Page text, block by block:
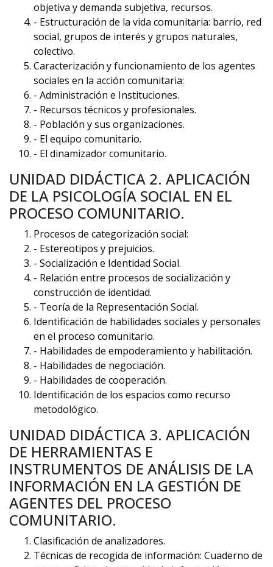
objetiva y demanda subjetiva, recursos.
- Estructuración de la vida comunitaria: barrio, red
social, grupos de interés y grupos naturales,
colectivo.
Caracterización y funcionamiento de los agentes
sociales en la acción comunitaria:
- Administración e Instituciones.
- Recursos técnicos y profesionales.
- Población y sus organizaciones.
- El equipo comunitario.
- El dinamizador comunitario.
UNIDAD DIDÁCTICA 2. APLICACIÓN
DE LA PSICOLOGÍA SOCIAL EN EL
PROCESO COMUNITARIO.
Procesos de categorización social:
- Estereotipos y prejuicios.
- Socialización e Identidad Social.
- Relación entre procesos de socialización y
construcción de identidad.
- Teoría de la Representación Social.
Identificación de habilidades sociales y personales
en el proceso comunitario.
- Habilidades de empoderamiento y habilitación.
- Habilidades de negociación.
- Habilidades de cooperación.
Identificación de los espacios como recurso
metodológico.
UNIDAD DIDÁCTICA 3. APLICACIÓN
DE HERRAMIENTAS E
INSTRUMENTOS DE ANÁLISIS DE LA
INFORMACIÓN EN LA GESTIÓN DE
AGENTES DEL PROCESO
COMUNITARIO.
Clasificación de analizadores.
Técnicas de recogida de información: Cuaderno de